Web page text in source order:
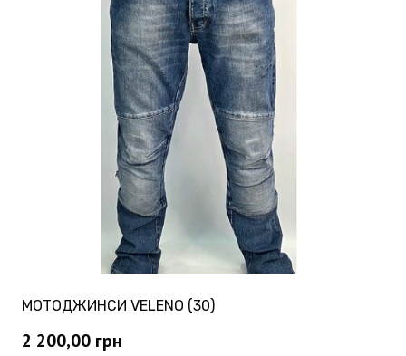
МОТОДЖИНСИ VELENO (30)
2 200,00 грн